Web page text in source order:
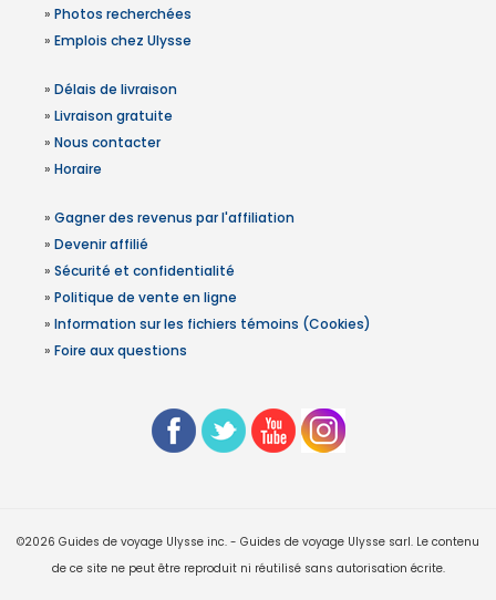
» Photos recherchées
» Emplois chez Ulysse
» Délais de livraison
» Livraison gratuite
» Nous contacter
» Horaire
» Gagner des revenus par l'affiliation
» Devenir affilié
» Sécurité et confidentialité
» Politique de vente en ligne
» Information sur les fichiers témoins (Cookies)
» Foire aux questions
©2026 Guides de voyage Ulysse inc. - Guides de voyage Ulysse sarl. Le contenu
de ce site ne peut être reproduit ni réutilisé sans autorisation écrite.